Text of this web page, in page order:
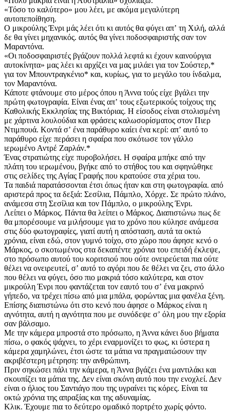
«Τόσο το καλύτερο» μου λέει, με ακόμα μεγαλύτερη
αυτοπεποίθηση.
Ο μικρούλης Ένρι μάς λέει ότι κι αυτός θα φύγει απʼ τη Χιλή, αλλά
δε θα γίνει μηχανικός. αυτός θα γίνει ποδοσφαιριστής σαν τον
Μαραντόνα.
«Οι ποδοσφαιριστές βγάζουν πολλά λεφτά κι έχουν καινούργια
αυτοκίνητα» μας λέει κι αρχίζει να μας μιλάει για τον Σούστερ,*
για τον Μπουντραγκένιο* και, κυρίως, για το μεγάλο του ίνδαλμα,
τον Μαραντόνα.
Κάποτε φτάνουμε στο μέρος όπου η Άννα τούς είχε βγάλει την
πρώτη φωτογραφία. Είναι ένας απʼ τους εξωτερικούς τοίχους της
Καθολικής Εκκλησίας της Βικτόριας. Η είσοδος είναι στολισμένη
με χάρτινα λουλούδια και φράσεις καλωσορίσματος στον Πιερ
Ντιμπουά. Κοντά σʼ ένα παράθυρο καίει ένα κερί: απʼ αυτό το
παράθυρο είχε περάσει η σφαίρα που σκότωσε τον γάλλο
ιερωμένο Αντρέ Ζαρλάν.*
Ένας στρατιώτης είχε πυροβολήσει. Η σφαίρα μπήκε από την
πλάτη του ιερωμένου, βγήκε από το στήθος του και σφηνώθηκε
στις σελίδες της Αγίας Γραφής που κρατούσε στα χέρια του.
Τα παιδιά παρατάσσονται έτσι όπως ήταν και στη φωτογραφία. από
αριστερά προς τα δεξιά: Σεσίλια, Πάμπλο, Χόρχε. Σε πρώτο πλάνο,
ανάμεσα στη Σεσίλια και τον Πάμπλο, ο μικρούλης Ένρι.
Λείπει ο Μάρκος. Πάντα θα λείπει ο Μάρκος. Διαπιστώνω πως δε
θα μπορέσουμε να μιλήσουμε για το χρόνο που κύλησε ανάμεσα
στις δύο φωτογραφίες, γιατί αυτή η απόσταση, αυτά τα οκτώ
χρόνια, είναι εδώ, στον γυμνό τοίχο, στο χώρο που άφησε κενό ο
Μάρκος, ο σκοτωμένος στα δεκαπέντε χρόνια του επειδή έκλεψε,
στο πρόσωπο αυτού του κοριτσιού που ούτε ονειρεύεται πια ούτε
θέλει να ονειρευτεί, σʼ αυτό το αγόρι που δε θέλει να ζει, στο άλλο
που θέλει να φύγει, όσο πιο μακριά τόσο καλύτερα, και στον
μικρούλη Ένρι που φαντάζεται τον εαυτό του σʼ ένα μακρινό
γήπεδο, να τρέχει πίσω από μια μπάλα, φορώντας μια φανέλα ξένη.
Επίσης διαπιστώνω ότι στο κενό που άφησε ο Μάρκος είναι η
αγνότητα, αυτή η αγνότητα που με συνόδεψε σʼ όλη μου την εξορία
σαν βάλσαμο.
Με την κάμερα μπροστά στο πρόσωπο, η Άννα κάνει δυο βήματα
πίσω, ο φακός ψάχνει, το χέρι εναρμονίζει το φως, κι ύστερα η
κάμερα χαμηλώνει, έτσι ώστε τα μάτια να πραγματώσουν την
ακριβέστερη μέτρηση: την ανθρώπινη.
Πριν σηκώσει πάλι την κάμερα, η Άννα βγάζει ένα μαντιλάκι και
σκουπίζει τα μάτια της. Δεν είναι σκόνη αυτό που την ενοχλεί. Δεν
είναι ο ήλιος του Σαντιάγο που της υγραίνει τις κόρες. Είναι τα
οκτώ χρόνια της απραξίας και της αδυναμίας.
Κλικ. Έχουμε πια το δεύτερο ομαδικό πορτρέτο χωρίς φόντο.